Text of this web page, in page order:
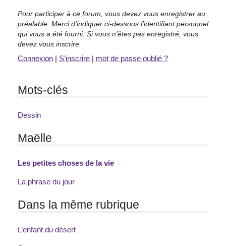
Pour participer à ce forum, vous devez vous enregistrer au
préalable. Merci d’indiquer ci-dessous l’identifiant personnel
qui vous a été fourni. Si vous n’êtes pas enregistré, vous
devez vous inscrire.
Connexion | S’inscrire | mot de passe oublié ?
Mots-clés
Dessin
Maëlle
Les petites choses de la vie
La phrase du jour
Dans la même rubrique
L’enfant du désert